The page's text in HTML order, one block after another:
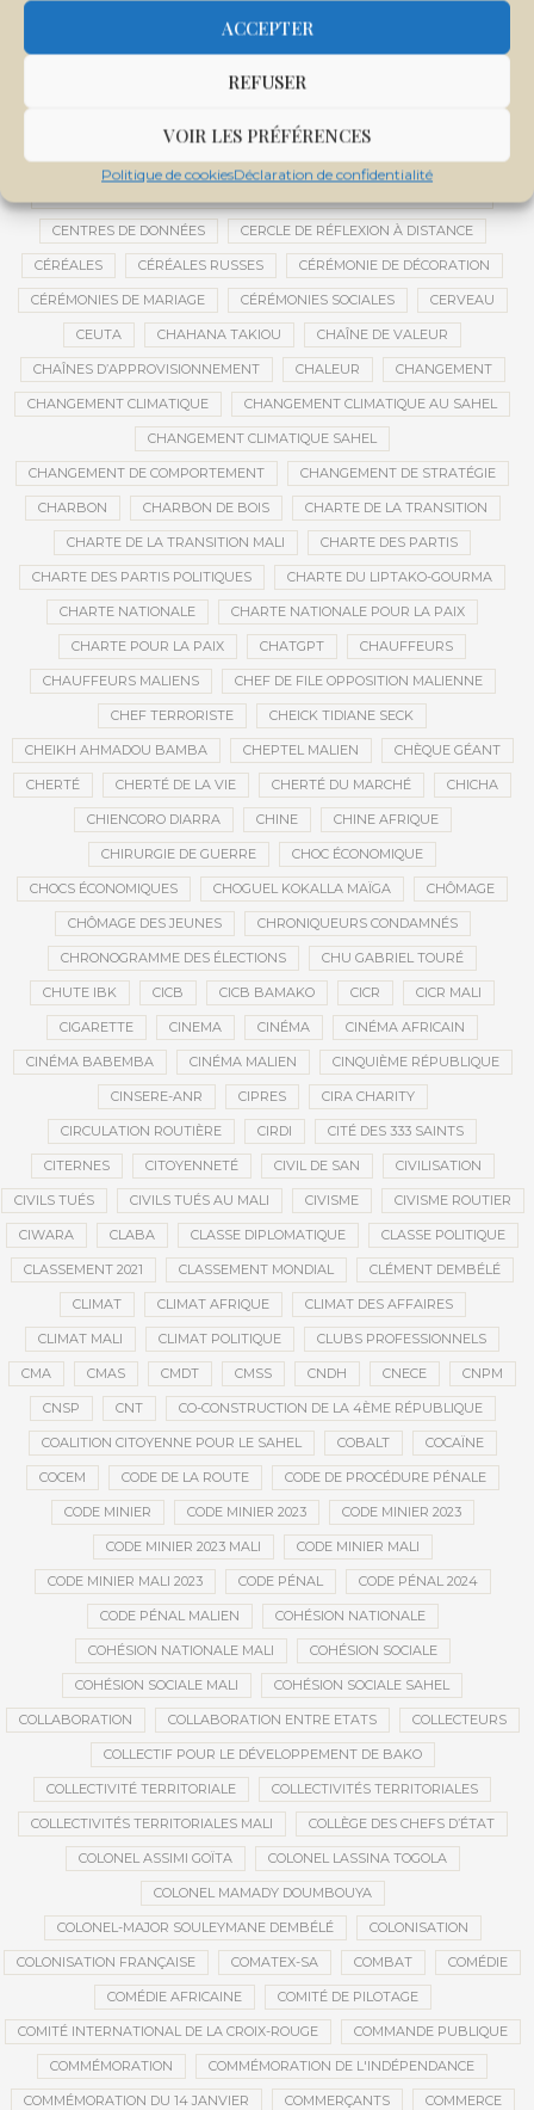
ACCEPTER
REFUSER
VOIR LES PRÉFÉRENCES
Politique de cookiesDéclaration de confidentialité
CENTRALE SOLAIRE DE SANANKOROBA
CENTRE D'INTELLIGENCE ARTIFICIELLE
CENTRE DE SANTÉ COMMUNAUTAIRE
CENTRE INTERNATIONAL DE CONFÉRENCES DE BAMAKO
CENTRE MALI
CENTRES DE DONNÉES CERCLE DE RÉFLEXION À DISTANCE
CÉRÉALES CÉRÉALES RUSSES CÉRÉMONIE DE DÉCORATION
CÉRÉMONIES DE MARIAGE CÉRÉMONIES SOCIALES CERVEAU
CEUTA CHAHANA TAKIOU CHAÎNE DE VALEUR
CHAÎNES D’APPROVISIONNEMENT CHALEUR CHANGEMENT
CHANGEMENT CLIMATIQUE CHANGEMENT CLIMATIQUE AU SAHEL
CHANGEMENT CLIMATIQUE SAHEL
CHANGEMENT DE COMPORTEMENT CHANGEMENT DE STRATÉGIE
CHARBON CHARBON DE BOIS CHARTE DE LA TRANSITION
CHARTE DE LA TRANSITION MALI CHARTE DES PARTIS
CHARTE DES PARTIS POLITIQUES CHARTE DU LIPTAKO-GOURMA
CHARTE NATIONALE CHARTE NATIONALE POUR LA PAIX
CHARTE POUR LA PAIX CHATGPT CHAUFFEURS
CHAUFFEURS MALIENS CHEF DE FILE OPPOSITION MALIENNE
CHEF TERRORISTE CHEICK TIDIANE SECK
CHEIKH AHMADOU BAMBA CHEPTEL MALIEN CHÈQUE GÉANT
CHERTÉ CHERTÉ DE LA VIE CHERTÉ DU MARCHÉ CHICHA
CHIENCORO DIARRA CHINE CHINE AFRIQUE
CHIRURGIE DE GUERRE CHOC ÉCONOMIQUE
CHOCS ÉCONOMIQUES CHOGUEL KOKALLA MAÏGA CHÔMAGE
CHÔMAGE DES JEUNES CHRONIQUEURS CONDAMNÉS
CHRONOGRAMME DES ÉLECTIONS CHU GABRIEL TOURÉ
CHUTE IBK CICB CICB BAMAKO CICR CICR MALI
CIGARETTE CINEMA CINÉMA CINÉMA AFRICAIN
CINÉMA BABEMBA CINÉMA MALIEN CINQUIÈME RÉPUBLIQUE
CINSERE-ANR CIPRES CIRA CHARITY
CIRCULATION ROUTIÈRE CIRDI CITÉ DES 333 SAINTS
CITERNES CITOYENNETÉ CIVIL DE SAN CIVILISATION
CIVILS TUÉS CIVILS TUÉS AU MALI CIVISME CIVISME ROUTIER
CIWARA CLABA CLASSE DIPLOMATIQUE CLASSE POLITIQUE
CLASSEMENT 2021 CLASSEMENT MONDIAL CLÉMENT DEMBÉLÉ
CLIMAT CLIMAT AFRIQUE CLIMAT DES AFFAIRES
CLIMAT MALI CLIMAT POLITIQUE CLUBS PROFESSIONNELS
CMA CMAS CMDT CMSS CNDH CNECE CNPM
CNSP CNT CO-CONSTRUCTION DE LA 4ÈME RÉPUBLIQUE
COALITION CITOYENNE POUR LE SAHEL COBALT COCAÏNE
COCEM CODE DE LA ROUTE CODE DE PROCÉDURE PÉNALE
CODE MINIER CODE MINIER 2023 CODE MINIER 2023
CODE MINIER 2023 MALI CODE MINIER MALI
CODE MINIER MALI 2023 CODE PÉNAL CODE PÉNAL 2024
CODE PÉNAL MALIEN COHÉSION NATIONALE
COHÉSION NATIONALE MALI COHÉSION SOCIALE
COHÉSION SOCIALE MALI COHÉSION SOCIALE SAHEL
COLLABORATION COLLABORATION ENTRE ETATS COLLECTEURS
COLLECTIF POUR LE DÉVELOPPEMENT DE BAKO
COLLECTIVITÉ TERRITORIALE COLLECTIVITÉS TERRITORIALES
COLLECTIVITÉS TERRITORIALES MALI COLLÈGE DES CHEFS D’ÉTAT
COLONEL ASSIMI GOÏTA COLONEL LASSINA TOGOLA
COLONEL MAMADY DOUMBOUYA
COLONEL-MAJOR SOULEYMANE DEMBÉLÉ COLONISATION
COLONISATION FRANÇAISE COMATEX-SA COMBAT COMÉDIE
COMÉDIE AFRICAINE COMITÉ DE PILOTAGE
COMITÉ INTERNATIONAL DE LA CROIX-ROUGE COMMANDE PUBLIQUE
COMMÉMORATION COMMÉMORATION DE L'INDÉPENDANCE
COMMÉMORATION DU 14 JANVIER COMMERÇANTS COMMERCE